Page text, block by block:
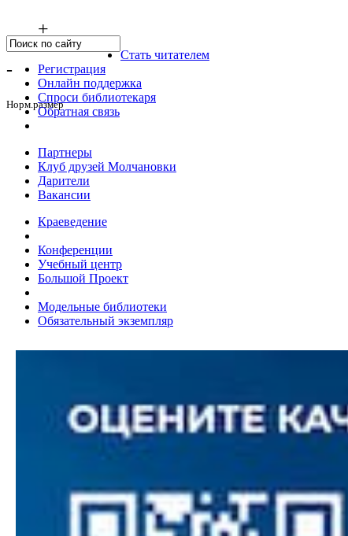
+
-
Норм.размер
Стать читателем
Регистрация
Онлайн поддержка
Спроси библиотекаря
Обратная связь
Партнеры
Клуб друзей Молчановки
Дарители
Вакансии
Краеведение
Конференции
Учебный центр
Большой Проект
Модельные библиотеки
Обязательный экземпляр